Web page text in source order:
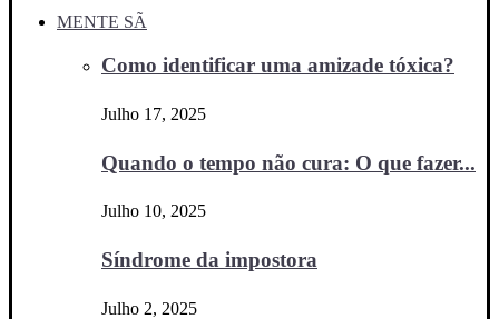
MENTE SÃ
Como identificar uma amizade tóxica?
Julho 17, 2025
Quando o tempo não cura: O que fazer...
Julho 10, 2025
Síndrome da impostora
Julho 2, 2025